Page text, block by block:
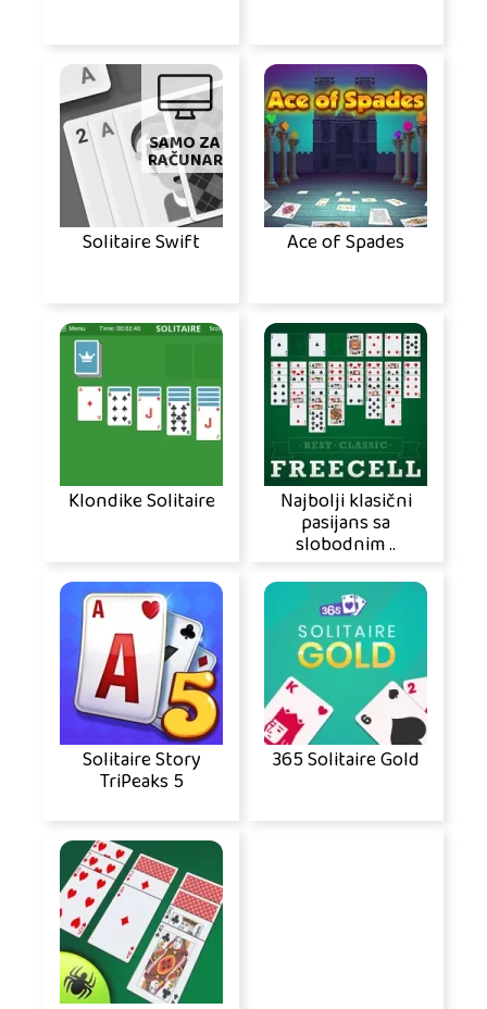
Solitaire Swift
SAMO ZA
RAČUNAR
Ace of Spades
Klondike Solitaire Najbolji klasični
pasijans sa
slobodnim ..
Solitaire Story
TriPeaks 5
365 Solitaire Gold